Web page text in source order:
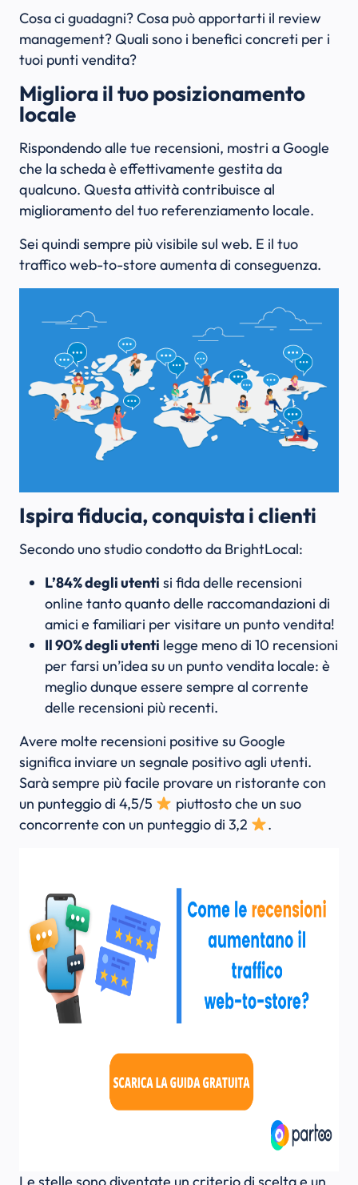
Cosa ci guadagni? Cosa può apportarti il review
management? Quali sono i benefici concreti per i
tuoi punti vendita?
Migliora il tuo posizionamento
locale
Rispondendo alle tue recensioni, mostri a Google
che la scheda è effettivamente gestita da
qualcuno. Questa attività contribuisce al
miglioramento del tuo referenziamento locale.
Sei quindi sempre più visibile sul web. E il tuo
traffico web-to-store aumenta di conseguenza.
Ispira fiducia, conquista i clienti
Secondo uno studio condotto da BrightLocal:
L’84% degli utenti si fida delle recensioni
online tanto quanto delle raccomandazioni di
amici e familiari per visitare un punto vendita!
Il 90% degli utenti legge meno di 10 recensioni
per farsi un’idea su un punto vendita locale: è
meglio dunque essere sempre al corrente
delle recensioni più recenti.
Avere molte recensioni positive su Google
significa inviare un segnale positivo agli utenti.
Sarà sempre più facile provare un ristorante con
un punteggio di 4,5/5
piuttosto che un suo
concorrente con un punteggio di 3,2
.